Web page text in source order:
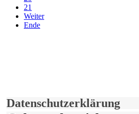
21
Weiter
Ende
Datenschutzerklärung